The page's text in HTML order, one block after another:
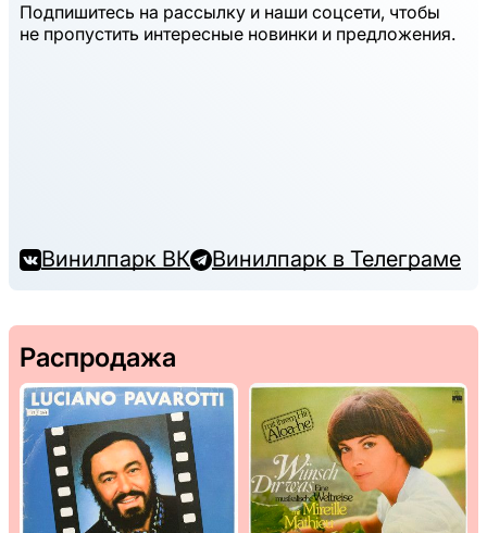
Подпишитесь на рассылку и наши соцсети, чтобы
не пропустить интересные новинки и предложения.
Винилпарк ВК Винилпарк в Телеграме
Распродажа